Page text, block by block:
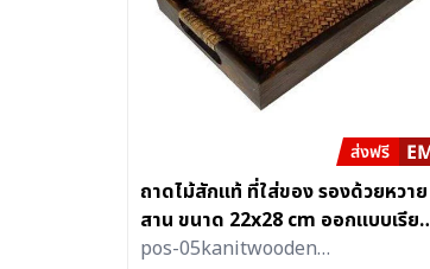
ถาดไม้สักแท้ ที่ใส่ของ รองด้วยหวาย
สาน ขนาด 22x28 cm ออกแบบเรียบ
หรู ใช้งานได้หลากหลาย
pos-05kanitwooden